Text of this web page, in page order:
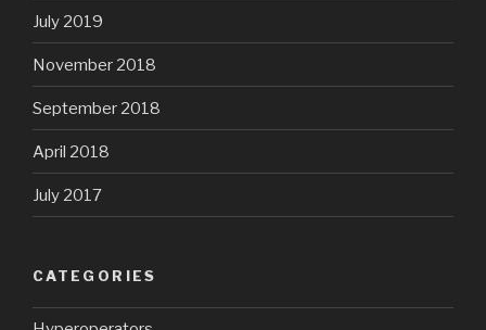
July 2019
November 2018
September 2018
April 2018
July 2017
CATEGORIES